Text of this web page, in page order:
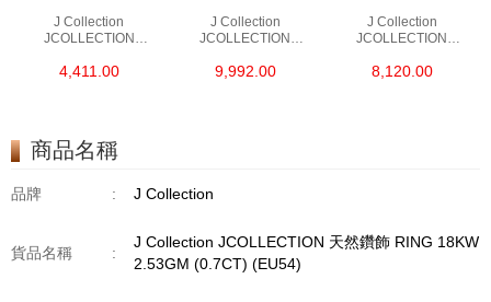
J Collection
JCOLLECTION
RDDI 0.48 CT18KR
4,411.00
J Collection
JCOLLECTION
RDDI 1.34 CT18KW
9,992.00
J Collection
JCOLLECTION
W/DIAMOND 7
8,120.00
商品名稱
品牌 : J Collection
貨品名稱 :
J Collection JCOLLECTION 天然鑽飾 RING 18KW
2.53GM (0.7CT) (EU54)